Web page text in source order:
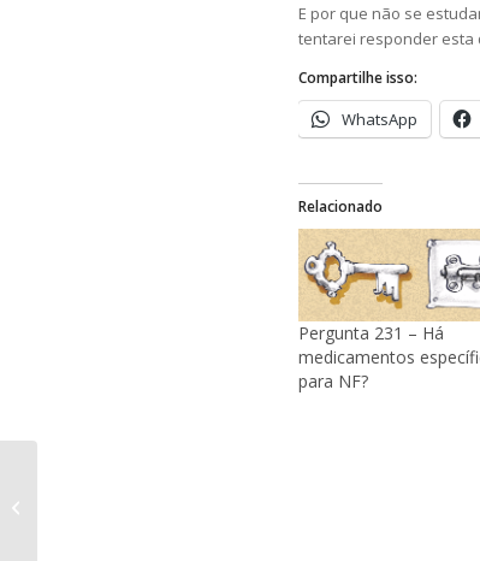
E por que não se
tentarei responder esta
Compartilhe isso:
WhatsApp
Relacionado
Pergunta 231 – Há
medicamentos
para NF?